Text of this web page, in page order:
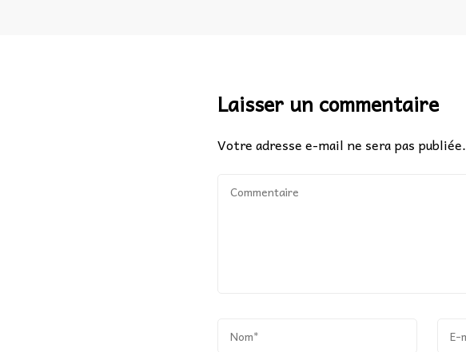
Laisser un commentaire
Votre adresse e-mail ne sera pas publiée.